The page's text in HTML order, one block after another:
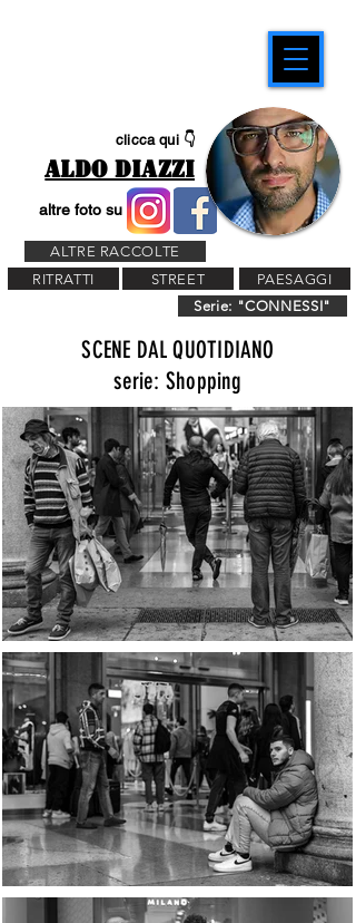
Serie: "CONNESSI"
RITRATTI STREET PAESAGGI
altre foto su
clicca qui 👇
ALDO DIAZZI
ALTRE RACCOLTE
SCENE DAL QUOTIDIANO
serie: Shopping